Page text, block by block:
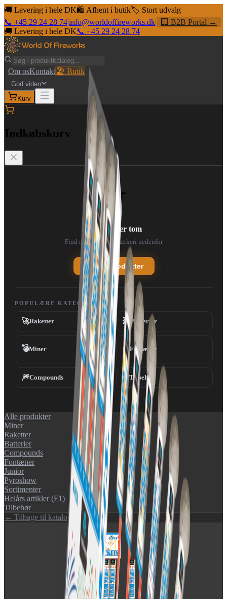
🚚 Levering i hele DK🛍️ Afhent i butik🏷️ Stort udvalg
📞 +45 29 24 28 74|info@worldoffireworks.dk|
🏢 B2B Portal →
🚚 Levering i hele DK📞 +45 29 24 28 74
Om osKontakt🏖️ Butik
God viden
Kurv
Indkøbskurv
🛒
Din kurv er tom
Find noget fedt fyrværkeri nedenfor
Se alle produkter
POPULÆRE KATEGORIER
🚀Raketter 💥 Batterier
💣Miner ⛲ Fontæner
🎆Compounds ✨Tilbehør
Alle produkter
Miner
Raketter
Batterier
Compounds
Fontæner
Junior
Pyroshow
Sortimenter
Helårs artikler (F1)
Tilbehør
← Tilbage til katalog